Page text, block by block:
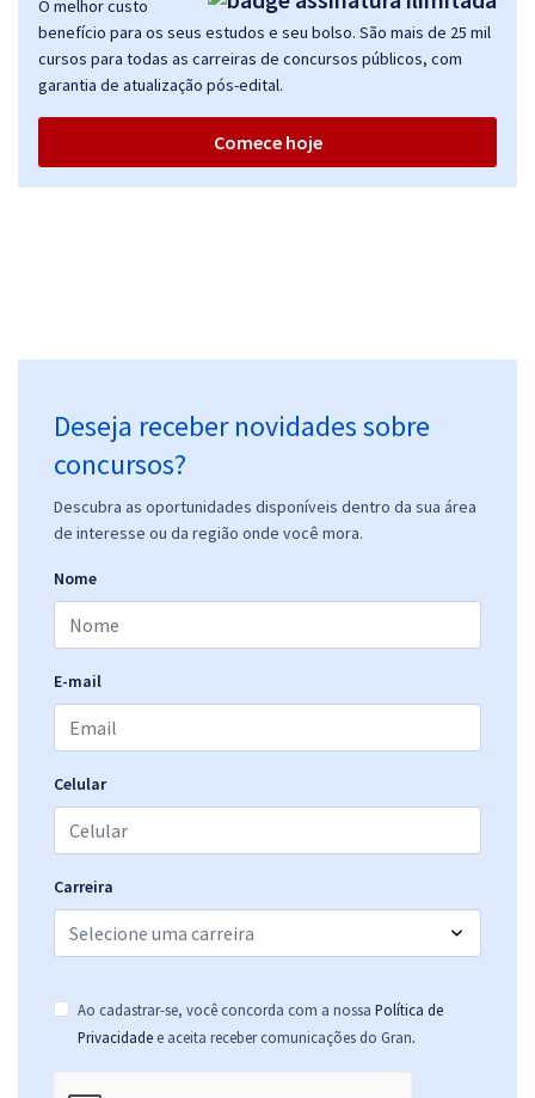
AGU - Advocacia-Geral da União - Administrador
R$ 319,84à vista
ou 12x deR$
Comprar
AGU - Advocacia-Geral da União - Técnico em Assuntos Educacionais
R$ 319,84à vista
Economize R$ 79,96 (-20%)
AGU - Advocacia-Geral da União - Técnico em Comunicação Social
R$26,65
Cargo: Técnico em Comunicação Social
O melhor custo
benefício para os seus estudos e seu bolso. São mais de 25 mil
cursos para todas as carreiras de concursos públicos, com
garantia de atualização pós-edital.
Comece hoje
Deseja receber novidades sobre
concursos?
Descubra as oportunidades disponíveis dentro da sua área
de interesse ou da região onde você mora.
Nome
E-mail
Celular
Carreira
Ao cadastrar-se, você concorda com a nossa Política de
Privacidade e aceita receber comunicações do Gran.